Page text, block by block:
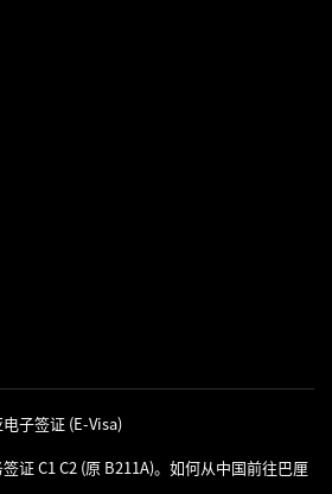
子签证 (e-Visa)
证 C1 C2 (原 B211A)。如何从中国前往巴厘